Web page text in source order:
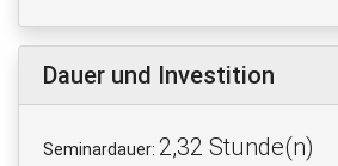
Dauer und Investition
Seminardauer: 2,32 Stunde(n)